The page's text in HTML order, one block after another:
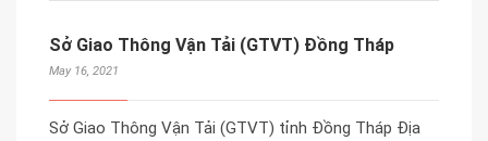
Sở Giao Thông Vận Tải (GTVT) Đồng Tháp
May 16, 2021
Sở Giao Thông Vận Tải (GTVT) tỉnh Đồng Tháp Địa